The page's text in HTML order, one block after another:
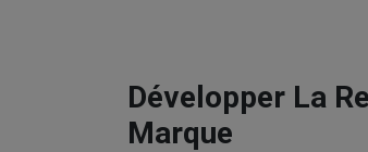
Développer La
Marque